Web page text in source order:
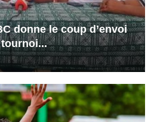
donne le coup d’envoi